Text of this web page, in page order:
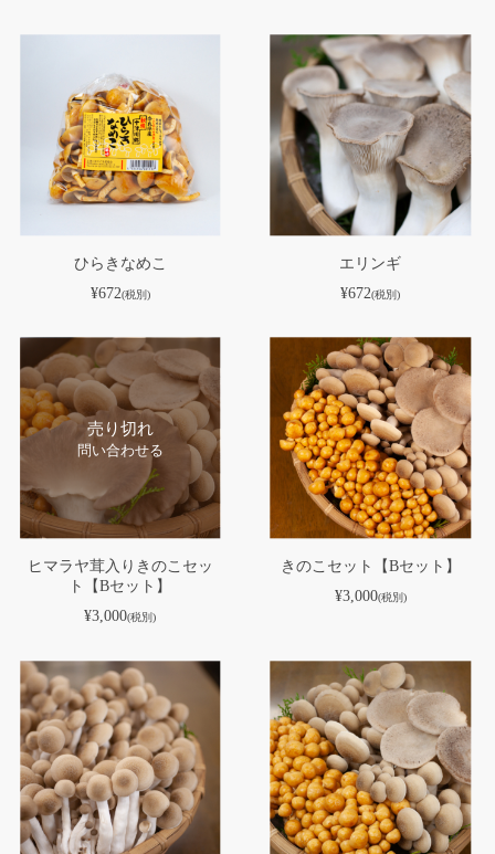
ひらきなめこ
¥672(税別)
エリンギ
¥672(税別)
売り切れ
問い合わせる
ヒマラヤ茸入りきのこセッ
ト【Bセット】
¥3,000(税別)
きのこセット【Bセット】
¥3,000(税別)